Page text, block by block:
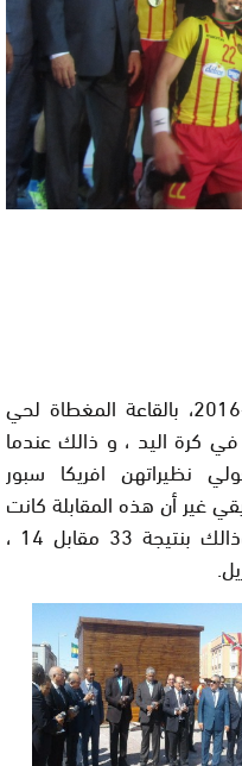
، بالقاعة المغطاة لحي
في كرة اليد ، و ذالك عندما
نظيراتهن افريكا سبور
غير أن هذه المقابلة كانت
من جهة واحدة للفريق الأنغولي وذالك بنتيجة 33 مقابل 14 ،